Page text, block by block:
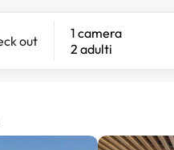
out
1 camera
2 adulti